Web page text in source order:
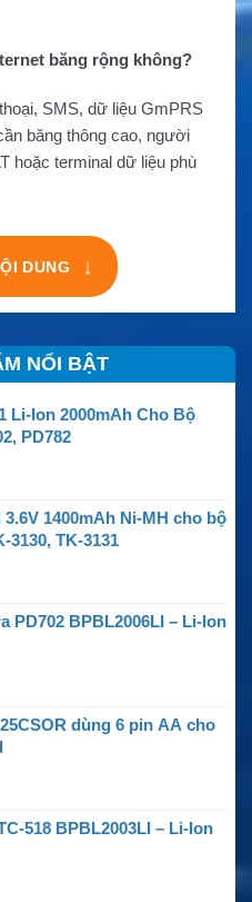
băng rộng không?
SMS, dữ liệu GmPRS
băng thông cao, người
hoặc terminal dữ liệu phù
DUNG ↓
NỔI BẬT
Li-Ion 2000mAh Cho Bộ
PD782
1400mAh Ni-MH cho bộ
3130, TK-3131
PD702 BPBL2006LI – Li-Ion
dùng 6 pin AA cho
518 BPBL2003LI – Li-Ion